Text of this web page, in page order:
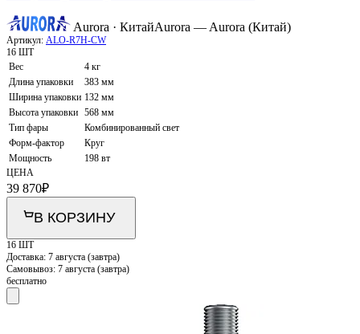
Aurora · КитайAurora — Aurora (Китай)
Артикул: ALO-R7H-CW
16 ШТ
Вес
4 кг
Длина упаковки
383 мм
Ширина упаковки 132 мм
Высота упаковки 568 мм
Тип фары
Комбинированный свет
Форм-фактор
Круг
Мощность
198 вт
ЦЕНА
39 870₽
В КОРЗИНУ
16 ШТ
Доставка: 7 августа (завтра)
Самовывоз: 7 августа (завтра)
бесплатно